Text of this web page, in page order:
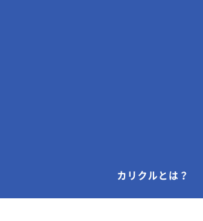
カリクルとは？